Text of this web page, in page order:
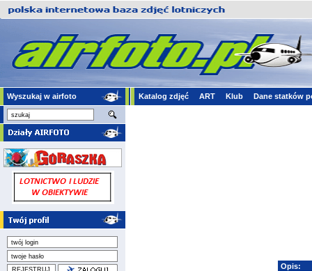
Wyszukaj w airfoto Katalog zdjęć ART Klub Dane statków
Opis: